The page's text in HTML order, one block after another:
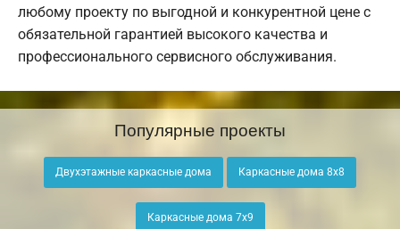
любому проекту по выгодной и конкурентной цене с
обязательной гарантией высокого качества и
профессионального сервисного обслуживания.
Популярные проекты
Двухэтажные каркасные дома Каркасные дома 8х8
Каркасные дома 7х9